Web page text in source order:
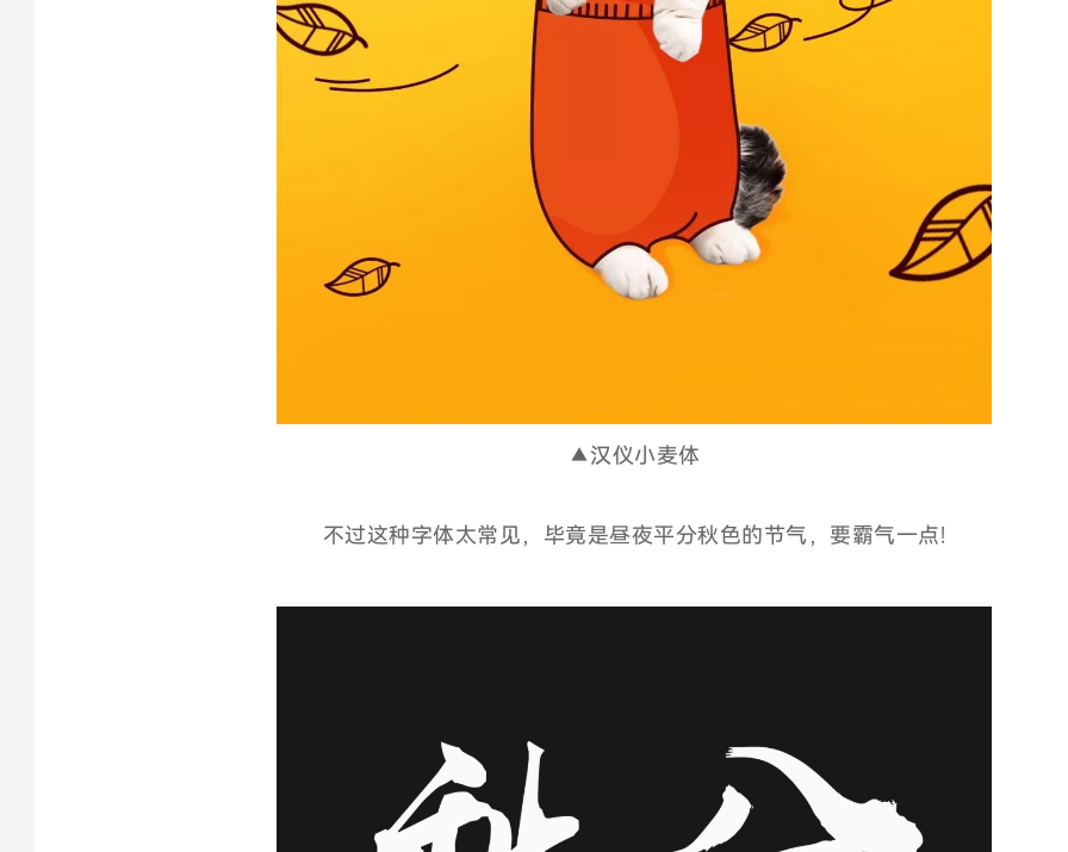
▲汉仪小麦体
不过这种字体太常见，毕竟是昼夜平分秋色的节气，要霸气一点!